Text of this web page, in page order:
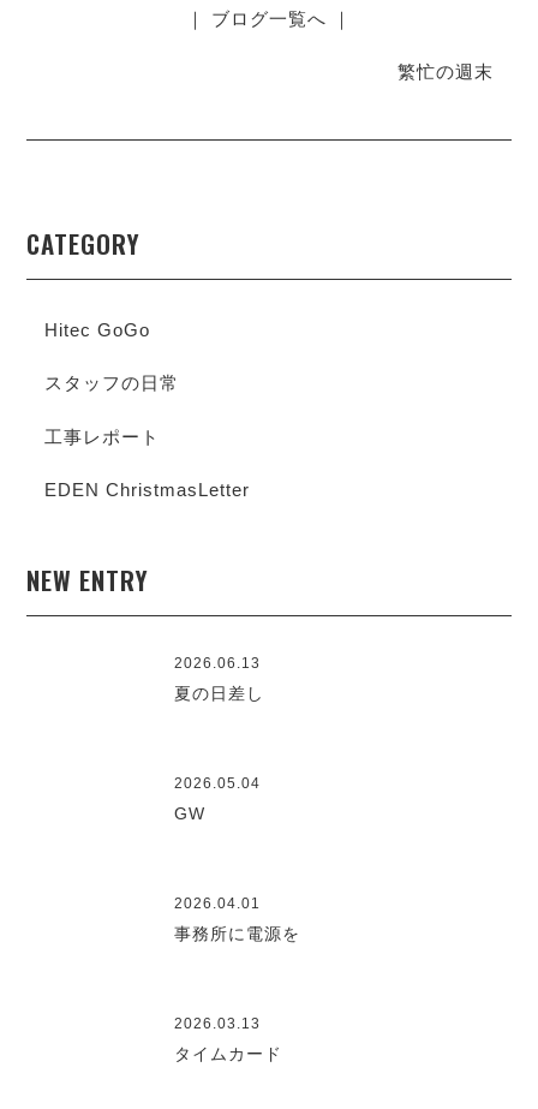
｜ ブログ一覧へ ｜
繁忙の週末
CATEGORY
Hitec GoGo
スタッフの日常
工事レポート
EDEN ChristmasLetter
NEW ENTRY
2026.06.13
夏の日差し
2026.05.04
GW
2026.04.01
事務所に電源を
2026.03.13
タイムカード